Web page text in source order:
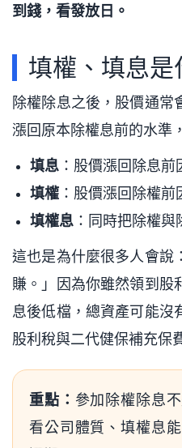
到錢，看發放日。
填權、填息是
除權除息之後，股價通常
漲回原本除權息前的水準
填息 ：股價漲回除息前
填權 ：股價漲回除權
填權息 ：同時把除權與
這也是為什麼很多人會說
賺。」因為你雖然領到股
息後低檔，總資產可能沒
股利稅與二代健保補充保
重點： 參加除權除息
看公司體質、填權息